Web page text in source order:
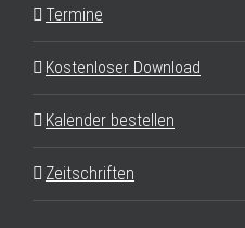
Termine
Kostenloser Download
Kalender bestellen
Zeitschriften